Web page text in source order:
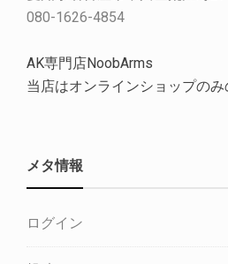
080-1626-4854
AK専門店NoobArms
当店はオンラインショップのみ
メタ情報
ログイン